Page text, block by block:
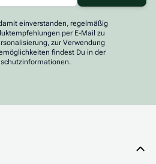
einverstanden, regelmäßig
per E-Mail zu
zur Verwendung
findest Du in der